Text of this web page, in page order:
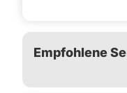
Empfohlene